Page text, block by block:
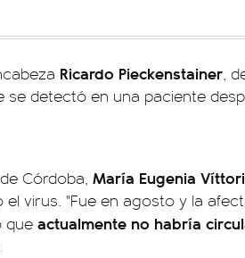
Ricardo Pieckenstainer,
detectó en una paciente
Córdoba, María Eugenia
virus. "Fue en agosto y la
que actualmente no habría